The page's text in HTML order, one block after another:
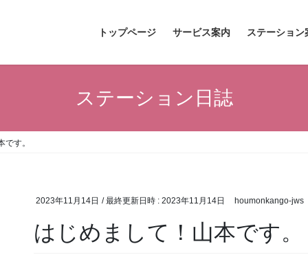
トップページ サービス案内 ステーション
ステーション日誌
です。
2023年11月14日 / 最終更新日時 : 2023年11月14日 houmonkango-jws
はじめまして！山本です。